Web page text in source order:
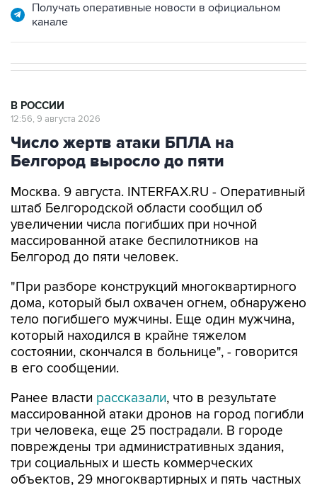
Получать оперативные новости в официальном
канале
В РОССИИ
12:56, 9 августа 2026
Число жертв атаки БПЛА на
Белгород выросло до пяти
Москва. 9 августа. INTERFAX.RU - Оперативный
штаб Белгородской области сообщил об
увеличении числа погибших при ночной
массированной атаке беспилотников на
Белгород до пяти человек.
"При разборе конструкций многоквартирного
дома, который был охвачен огнем, обнаружено
тело погибшего мужчины. Еще один мужчина,
который находился в крайне тяжелом
состоянии, скончался в больнице", - говорится
в его сообщении.
Ранее власти рассказали, что в результате
массированной атаки дронов на город погибли
три человека, еще 25 пострадали. В городе
повреждены три административных здания,
три социальных и шесть коммерческих
объектов, 29 многоквартирных и пять частных